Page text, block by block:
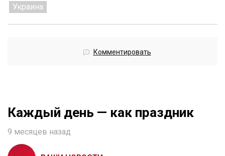
Украина
Комментировать
Каждый день — как праздник
9 месяцев назад